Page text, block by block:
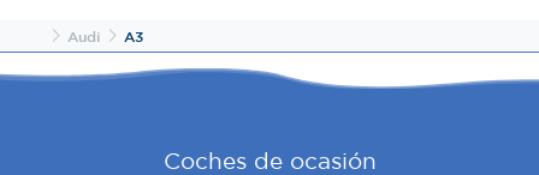
Las cookies de este sitio web se usan para personalizar
el contenido y los anuncios, ofrecer funciones de redes
nuestros partners de redes sociales, publicidad y análisis
InicioAudi A3
Coches de ocasión